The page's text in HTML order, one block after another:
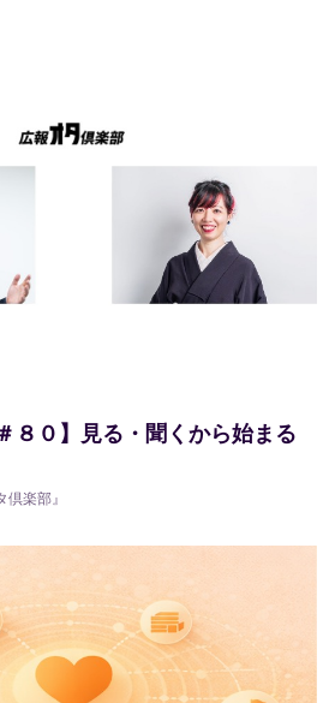
８０】見る・聞くから始まる
楽部』